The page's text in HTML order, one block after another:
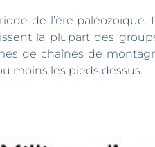
de l’ère
la plupart des
de chaînes de
moins les pieds dessus.